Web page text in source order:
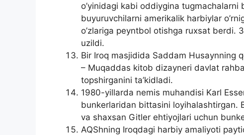
o’yinidagi kabi oddiygina tugmachalarni
buyuruvchilarni amerikalik harbiylar
o’zlariga peyntbol otishga ruxsat berdi.
uzildi.
Bir Iroq masjidida Saddam Husaynning
– Muqaddas kitob dizayneri davlat
topshirganini ta’kidladi.
1980-yillarda nemis muhandisi Karl
bunkerlaridan bittasini loyihalashtirgan.
va shaxsan Gitler ehtiyojlari uchun
AQShning Iroqdagi harbiy amaliyoti